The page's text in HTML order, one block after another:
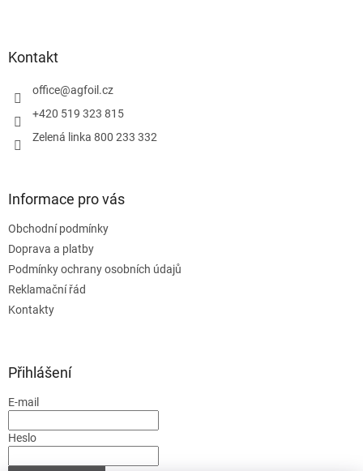
Kontakt
office@agfoil.cz
+420 519 323 815
Zelená linka 800 233 332
Informace pro vás
Obchodní podmínky
Doprava a platby
Podmínky ochrany osobních údajů
Reklamační řád
Kontakty
Přihlášení
E-mail
Heslo